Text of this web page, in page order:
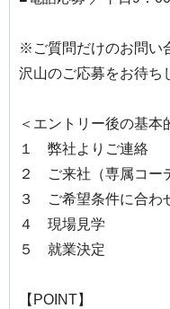
※ご質問だけのお問い
沢山のご応募をお待
＜エントリー後の基本
１ 弊社よりご連絡
２ ご来社（専属コー
３ ご希望条件に合わ
４ 現場見学
５ 就業決定
【POINT】